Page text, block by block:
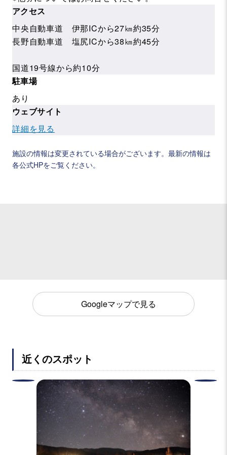
アクセス
中央自動車道 伊那ICから27㎞約35分
長野自動車道 塩尻ICから38㎞約45分
国道19号線から約10分
駐車場
あり
ウェブサイト
詳細を見る
施設の情報は変更されている場合がございます。最新の情報は
各公式HPをご覧ください。
Googleマップで見る
近くのスポット